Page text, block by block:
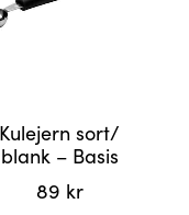
Kulejern sort/
blank – Basis
89 kr